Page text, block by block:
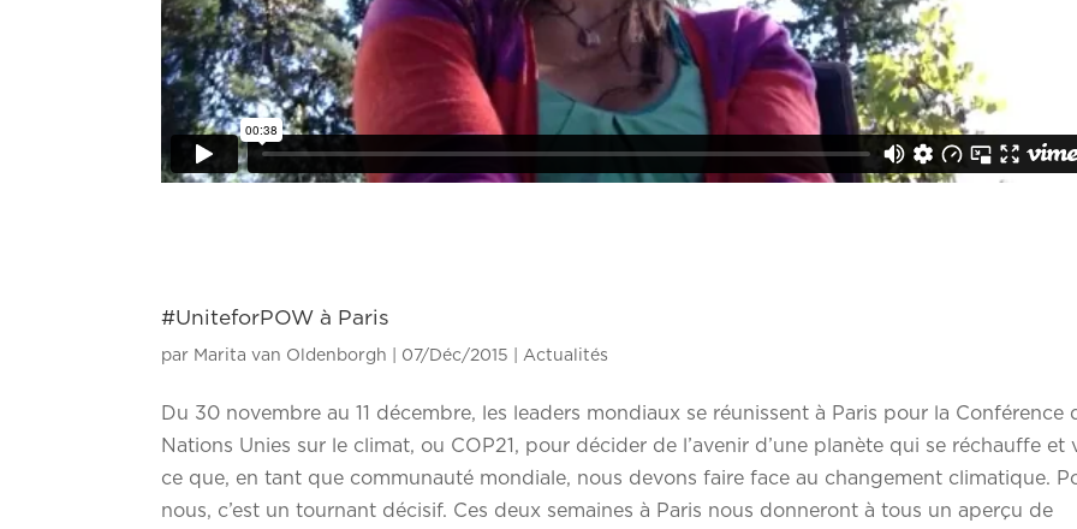
#UniteforPOW à Paris
par Marita van Oldenborgh 07/Déc/2015 Actualités
Du 30 novembre au 11 décembre, les leaders mondiaux se réunissent à Paris pour la Conférence
Nations Unies sur le climat, ou COP21, pour décider de l’avenir d’une planète qui se réchauffe et
ce que, en tant que communauté mondiale, nous devons faire face au changement climatique.
nous, c’est un tournant décisif. Ces deux semaines à Paris nous donneront à tous un aperçu de